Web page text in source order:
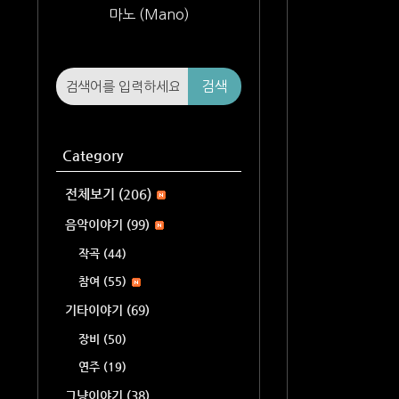
마노 (Mano)
검색
Category
전체보기 (206)
음악이야기 (99)
작곡 (44)
참여 (55)
기타이야기 (69)
장비 (50)
연주 (19)
그냥이야기 (38)